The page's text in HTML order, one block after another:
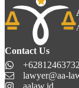
Contact Us
lawyer@aa-
aalaw.id